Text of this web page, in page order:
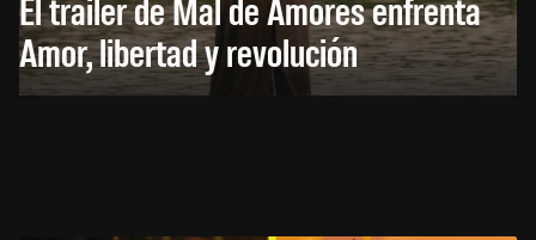
Amor, libertad y revolución